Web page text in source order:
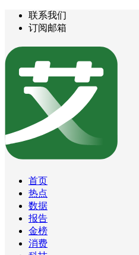
联系我们
订阅邮箱
首页
热点
数据
报告
金榜
消费